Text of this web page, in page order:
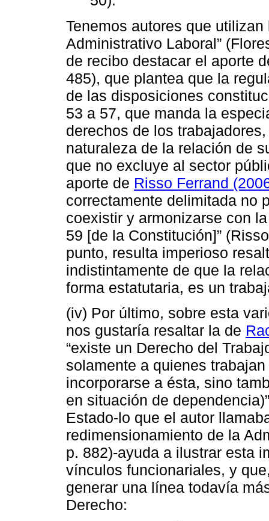
Tenemos autores que
Administrativo Laboral”
de recibo destacar el aporte
485), que plantea que la
de las disposiciones
53 a 57, que manda la
derechos de los
naturaleza de la relación de
que no excluye al sector
aporte de Risso Ferrand
correctamente delimitada no
coexistir y armonizarse con
59 [de la Constitución]”
punto, resulta imperioso
indistintamente de que la
forma estatutaria, es un
(iv) Por último, sobre esta
nos gustaría resaltar la de
“existe un Derecho del
solamente a quienes
incorporarse a ésta, sino
en situación de
Estado-lo que el autor
redimensionamiento de la
p. 882)-ayuda a ilustrar esta
vínculos funcionariales, y
generar una línea todavía
Derecho: